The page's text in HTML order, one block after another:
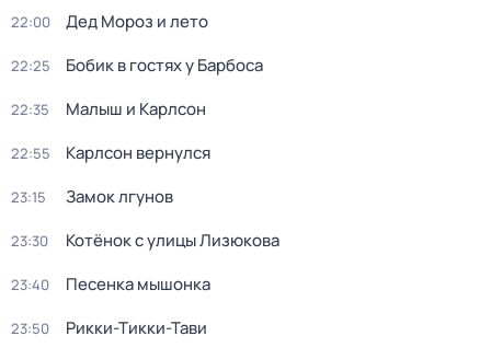
22:00 Дед Мороз и лето
22:25 Бобик в гостях у Барбоса
22:35 Малыш и Карлсон
22:55 Карлсон вернулся
23:15 Замок лгунов
23:30 Котёнок с улицы Лизюкова
23:40 Песенка мышонка
23:50 Рикки-Тикки-Тави